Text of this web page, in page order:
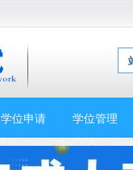
学位申请 学位管理